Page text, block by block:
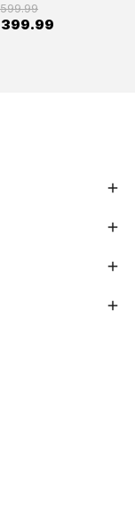
399.99
63